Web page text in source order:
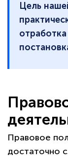
Цель
Правовое
достаточно